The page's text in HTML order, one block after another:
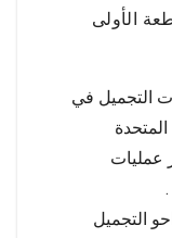
الأولى
التجميل في
المتحدة
عمليات
.
التجميل